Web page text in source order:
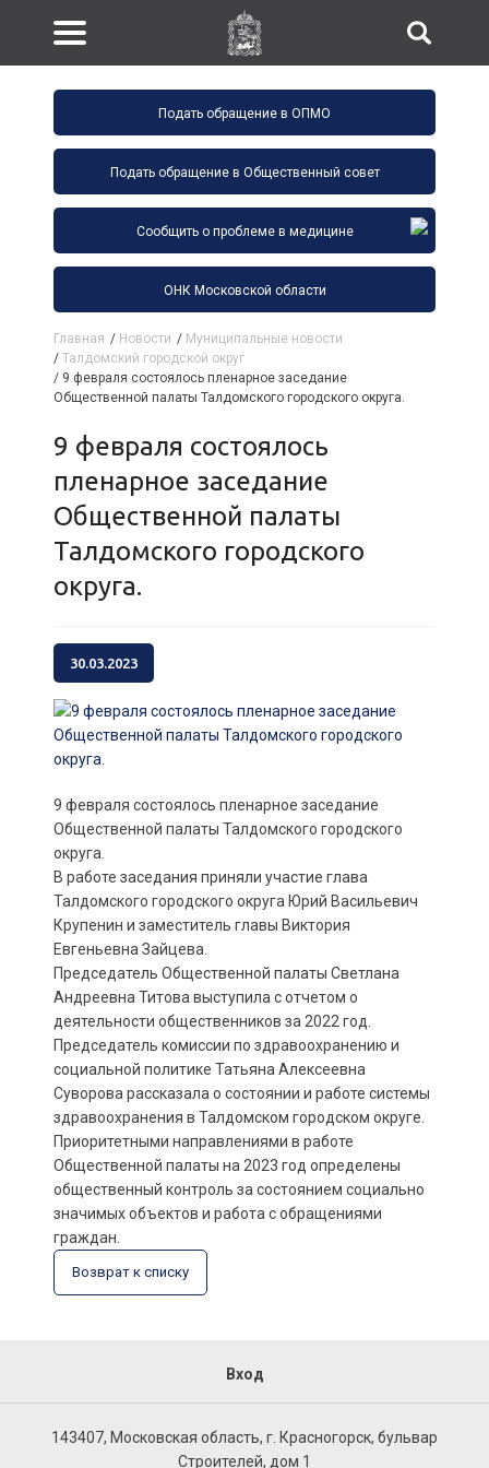
Подать обращение в ОПМО
Подать обращение в Общественный совет
Сообщить о проблеме в медицине
ОНК Московской области
Главная / Новости / Муниципальные новости
/ Талдомский городской округ
/ 9 февраля состоялось пленарное заседание
Общественной палаты Талдомского городского округа.
9 февраля состоялось
пленарное заседание
Общественной палаты
Талдомского городского
округа.
30.03.2023
9 февраля состоялось пленарное заседание
Общественной палаты Талдомского городского
округа.
В работе заседания приняли участие глава
Талдомского городского округа Юрий Васильевич
Крупенин и заместитель главы Виктория
Евгеньевна Зайцева.
Председатель Общественной палаты Светлана
Андреевна Титова выступила с отчетом о
деятельности общественников за 2022 год.
Председатель комиссии по здравоохранению и
социальной политике Татьяна Алексеевна
Суворова рассказала о состоянии и работе системы
здравоохранения в Талдомском городском округе.
Приоритетными направлениями в работе
Общественной палаты на 2023 год определены
общественный контроль за состоянием социально
значимых объектов и работа с обращениями
граждан.
Возврат к списку
Вход
143407, Московская область, г. Красногорск, бульвар
Строителей, дом 1